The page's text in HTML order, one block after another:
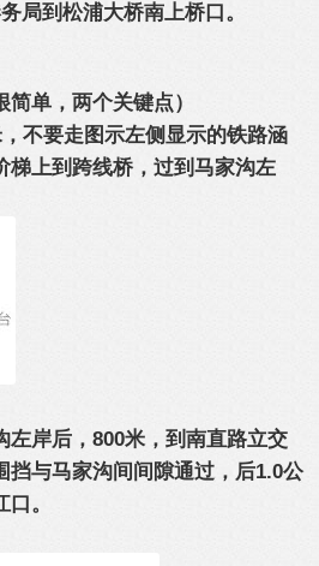
局到松浦大桥南上桥口。
简单，两个关键点）
不要走图示左侧显示的铁路涵
梯上到跨线桥，过到马家沟左
左岸后，800米，到南直路立交
挡与马家沟间间隙通过，后1.0公
。